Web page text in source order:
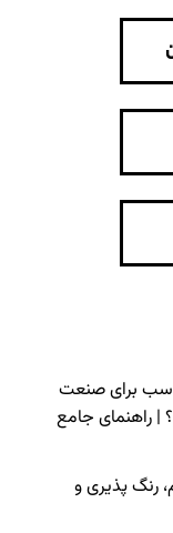
برای صنعت
| راهنمای جامع
رنگ پذیری و